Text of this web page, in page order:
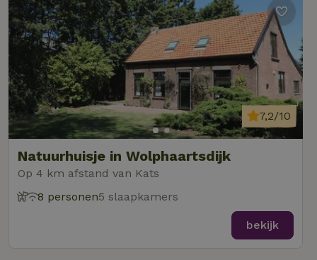
Natuurhuisje in Wolphaartsdijk
Op 4 km afstand van Kats
7,2/10
8 personen5 slaapkamers
bekijk